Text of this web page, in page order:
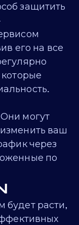
защитить
его на все
могут
ваш
через
по
будет расти,